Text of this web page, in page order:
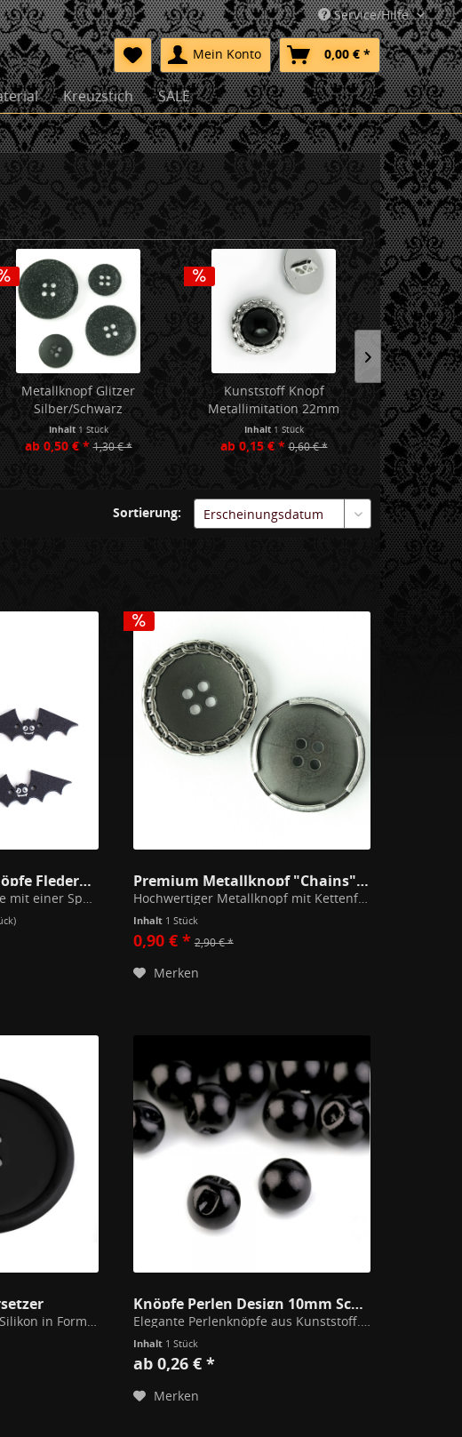
Service/Hilfe
Mein Konto 0,00 € *
Kreuzstich SALE
Metallknopf Glitzer
Silber/Schwarz
Inhalt 1 Stück
ab 0,50 € * 1,30 € *
Kunststoff Knopf
Metallimitation 22mm
Inhalt 1 Stück
ab 0,15 € * 0,60 € *
Holzknopf
ab
Sortierung:
Limitiert: 10 Holzknöpfe Fledermaus 42mm Premium Metallknopf "Chains" 22mm
Hochwertiger Metallknopf mit Kettenfassung. Eine satinierte, stahlgraue leicht gewölbte Metallbasis wird von einer silbernen Klammer mit feinem Kettenmuster eingefasst. Die Klammer ist natürlich abgerundet und besitzt keine scharfen...
Inhalt 1 Stück
0,90 € * 2,90 € *
Merken
Süßer Untersetzer aus Silikon in Form eines Knopfes. Rutschfest und Spülmaschinengeeignet. Perfekt als kleines Geschenk für kreative Freunde oder Familienmitglieder. Durchmesser 9cm
Knöpfe Perlen Design 10mm Schwarz
Elegante Perlenknöpfe aus Kunststoff. 10mm Durchmesser Preis pro Stück Andere Größen verfügbar ab 50Stk. : info@ladyrevenga.de
Inhalt 1 Stück
ab 0,26 € *
Merken